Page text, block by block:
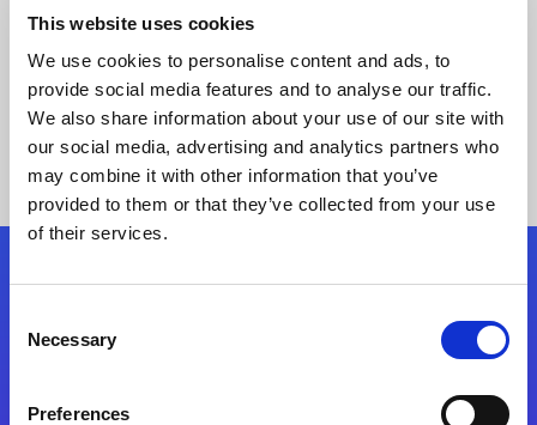
This website uses cookies
We use cookies to personalise content and ads, to
provide social media features and to analyse our traffic.
We also share information about your use of our site with
our social media, advertising and analytics partners who
may combine it with other information that you’ve
provided to them or that they’ve collected from your use
of their services.
Selection
Necessary
Preferences
Kövessen minket!